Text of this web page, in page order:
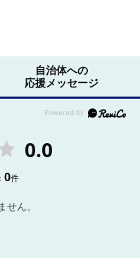
自治体への
応援メッセージ
0.0
0件
せん。